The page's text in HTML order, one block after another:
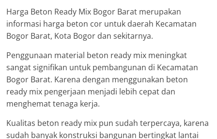
Harga Beton Ready Mix Bogor Barat merupakan
informasi harga beton cor untuk daerah Kecamatan
Bogor Barat, Kota Bogor dan sekitarnya.
Penggunaan material beton ready mix meningkat
sangat signifikan untuk pembangunan di Kecamatan
Bogor Barat. Karena dengan menggunakan beton
ready mix pengerjaan menjadi lebih cepat dan
menghemat tenaga kerja.
Kualitas beton ready mix pun sudah terpercaya, karena
sudah banyak konstruksi bangunan bertingkat lantai